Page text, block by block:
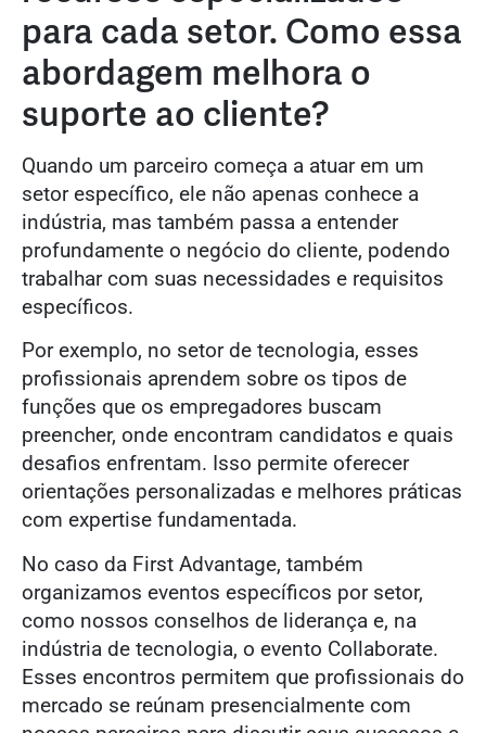
para cada setor. Como essa
abordagem melhora o
suporte ao cliente?
Quando um parceiro começa a atuar em um
setor específico, ele não apenas conhece a
indústria, mas também passa a entender
profundamente o negócio do cliente, podendo
trabalhar com suas necessidades e requisitos
específicos.
Por exemplo, no setor de tecnologia, esses
profissionais aprendem sobre os tipos de
funções que os empregadores buscam
preencher, onde encontram candidatos e quais
desafios enfrentam. Isso permite oferecer
orientações personalizadas e melhores práticas
com expertise fundamentada.
No caso da First Advantage, também
organizamos eventos específicos por setor,
como nossos conselhos de liderança e, na
indústria de tecnologia, o evento Collaborate.
Esses encontros permitem que profissionais do
mercado se reúnam presencialmente com